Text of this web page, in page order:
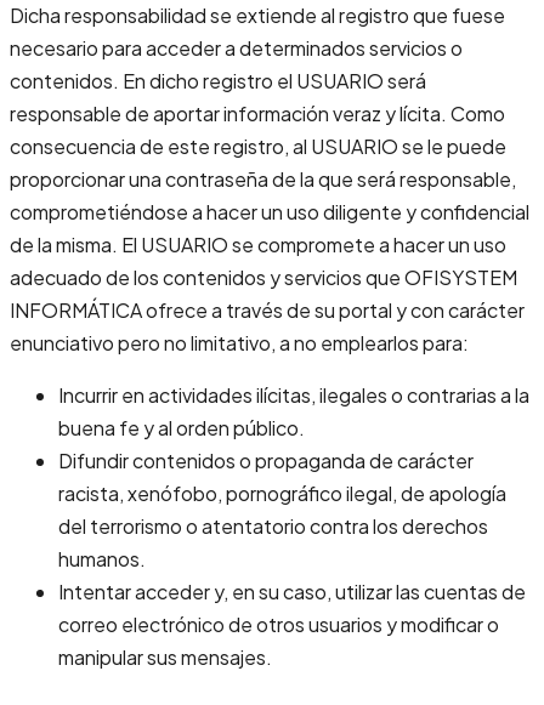
Dicha responsabilidad se extiende al registro que fuese
necesario para acceder a determinados servicios o
contenidos. En dicho registro el USUARIO será
responsable de aportar información veraz y lícita. Como
consecuencia de este registro, al USUARIO se le puede
proporcionar una contraseña de la que será responsable,
comprometiéndose a hacer un uso diligente y confidencial
de la misma. El USUARIO se compromete a hacer un uso
adecuado de los contenidos y servicios que OFISYSTEM
INFORMÁTICA ofrece a través de su portal y con carácter
enunciativo pero no limitativo, a no emplearlos para:
Incurrir en actividades ilícitas, ilegales o contrarias a la
buena fe y al orden público.
Difundir contenidos o propaganda de carácter
racista, xenófobo, pornográfico ilegal, de apología
del terrorismo o atentatorio contra los derechos
humanos.
Intentar acceder y, en su caso, utilizar las cuentas de
correo electrónico de otros usuarios y modificar o
manipular sus mensajes.